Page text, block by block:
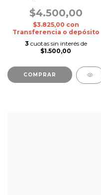
$4.500,00
$3.825,00 con
Transferencia o depósito
3 cuotas sin interés de
$1.500,00